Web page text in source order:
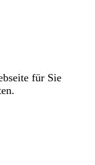
für Sie